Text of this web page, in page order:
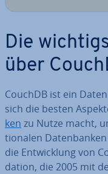
Die
über
CouchDB ist ein
sich die besten
ken zu Nutze macht,
tio­na­len
die Ent­wick­lung von
da­ti­on, die 2005 mit